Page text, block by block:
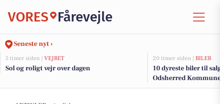
VORES Fårevejle
Seneste nyt ›
5 timer siden | VEJRET
Sol og roligt vejr over dagen
20 timer siden | BILER
10 dyreste biler til
Odsherred